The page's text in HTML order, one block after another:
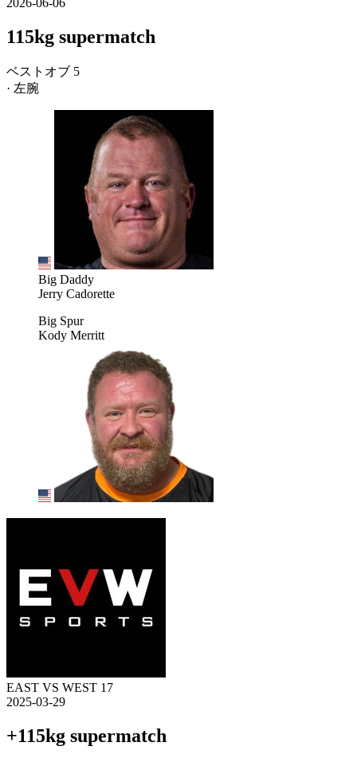
115kg supermatch
ベストオブ 5
· 左腕
Big Daddy
Jerry Cadorette
Big Spur
Kody Merritt
EAST VS WEST 17
2025-03-29
+115kg supermatch